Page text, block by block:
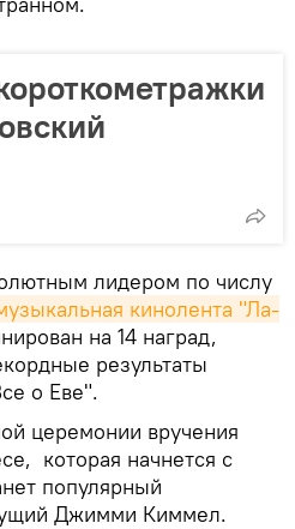
лидером по числу
кинолента "Ла-
на 14 наград,
результаты
о Еве".
церемонии вручения
которая начнется с
популярный
Джимми Киммел.